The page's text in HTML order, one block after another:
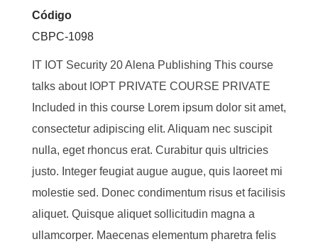
Código
CBPC-1098
IT IOT Security 20 Alena Publishing This course
talks about IOPT PRIVATE COURSE PRIVATE
Included in this course Lorem ipsum dolor sit amet,
consectetur adipiscing elit. Aliquam nec suscipit
nulla, eget rhoncus erat. Curabitur quis ultricies
justo. Integer feugiat augue augue, quis laoreet mi
molestie sed. Donec condimentum risus et facilisis
aliquet. Quisque aliquet sollicitudin magna a
ullamcorper. Maecenas elementum pharetra felis